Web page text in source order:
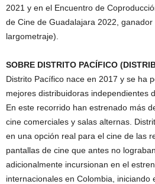
2021 y en el Encuentro de
de Cine de Guadalajara 2022,
largometraje).
SOBRE DISTRITO PACÍFICO
Distrito Pacífico nace en 2017 y se ha
mejores distribuidoras independientes
En este recorrido han estrenado más
cine comerciales y salas alternas.
en una opción real para el cine de las
pantallas de cine que antes no
adicionalmente incursionan en el
internacionales en Colombia, iniciando